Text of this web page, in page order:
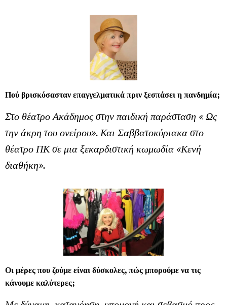
Πού βρισκόσασταν επαγγελματικά πριν ξεσπάσει η πανδημία;
Στο θέατρο Ακάδημος στην παιδική παράσταση « Ως
την άκρη του ονείρου». Και Σαββατοκύριακα στο
θέατρο ΠΚ σε μια ξεκαρδιστική κωμωδία «Κενή
διαθήκη».
Οι μέρες που ζούμε είναι δύσκολες, πώς μπορούμε να τις
κάνουμε καλύτερες;